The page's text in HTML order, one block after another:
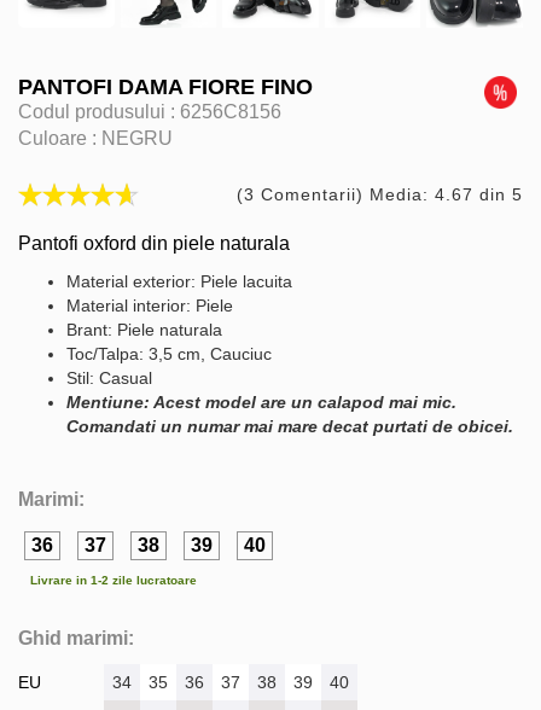
PANTOFI DAMA FIORE FINO
Codul produsului : 6256C8156
Culoare : NEGRU
(3 Comentarii) Media: 4.67 din 5
Pantofi oxford din piele naturala
Material exterior: Piele lacuita
Material interior: Piele
Brant: Piele naturala
Toc/Talpa: 3,5 cm, Cauciuc
Stil: Casual
Mentiune: Acest model are un calapod mai mic.
Comandati un numar mai mare decat purtati de obicei.
Marimi:
36 37 38 39 40
Livrare in 1-2 zile lucratoare
Ghid marimi:
EU
34 35 36 37 38 39
40